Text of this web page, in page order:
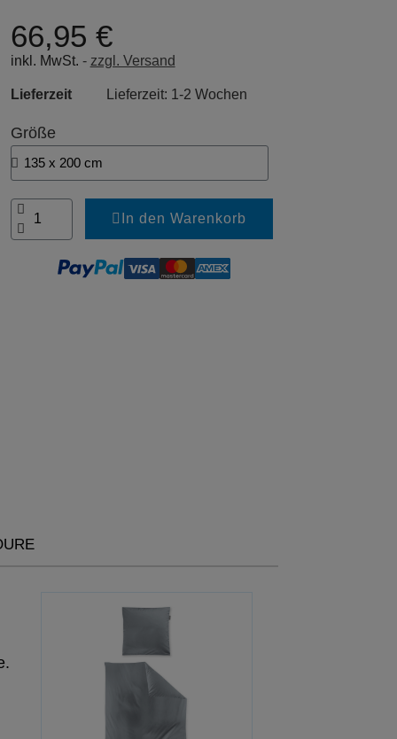
66,95 €
inkl. MwSt. zzgl. Versand
Lieferzeit Lieferzeit: 1-2 Wochen
Größe
In den Warenkorb